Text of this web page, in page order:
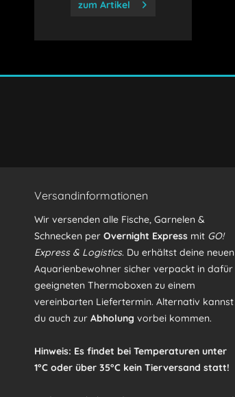
zum Artikel
Versandinformationen
Wir versenden alle Fische, Garnelen &
Schnecken per Overnight Express mit GO!
Express & Logistics. Du erhältst deine neuen
Aquarienbewohner sicher verpackt in dafür
geeigneten Thermoboxen zu einem
vereinbarten Liefertermin. Alternativ kannst
du auch zur Abholung vorbei kommen.
Hinweis: Es findet bei Temperaturen unter
1°C oder über 35°C kein Tierversand statt!